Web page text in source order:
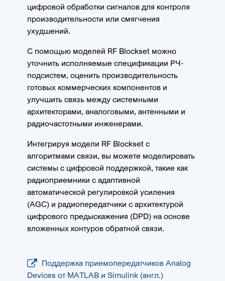
цифровой обработки сигналов для контроля
производительности или смягчения
ухудшений.
С помощью моделей RF Blockset можно
уточнить исполняемые спецификации РЧ-
подсистем, оценить производительность
готовых коммерческих компонентов и
улучшить связь между системными
архитекторами, аналоговыми, антенными и
радиочастотными инженерами.
Интегрируя модели RF Blockset с
алгоритмами связи, вы можете моделировать
системы с цифровой поддержкой, такие как
радиоприемники с адаптивной
автоматической регулировкой усиления
(AGC) и радиопередатчики с архитектурой
цифрового предыскажения (DPD) на основе
вложенных контуров обратной связи.
Поддержка приемопередатчиков Analog
Devices от MATLAB и Simulink (англ.)